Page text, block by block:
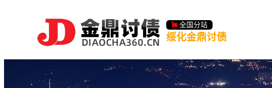
全国分站
绥化金鼎讨债